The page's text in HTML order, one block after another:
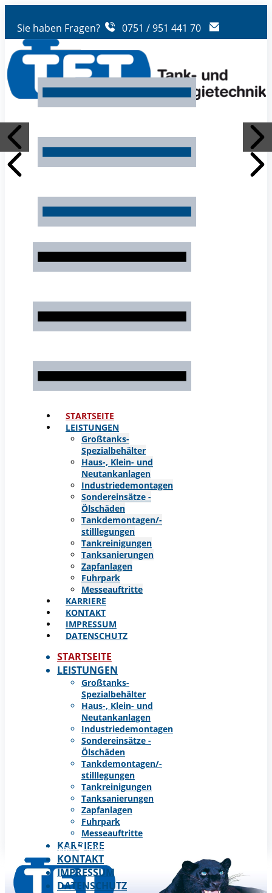
Sie haben Fragen? 0751 / 951 441 70
STARTSEITE
LEISTUNGEN
Großtanks-
Spezialbehälter
Haus-, Klein- und
Neutankanlagen
Industriedemontagen
Sondereinsätze -
Ölschäden
Tankdemontagen/-
stilllegungen
Tankreinigungen
Tanksanierungen
Zapfanlagen
Fuhrpark
Messeauftritte
KARRIERE
KONTAKT
IMPRESSUM
DATENSCHUTZ
STARTSEITE
LEISTUNGEN
Großtanks-
Spezialbehälter
Haus-, Klein- und
Neutankanlagen
Industriedemontagen
Sondereinsätze -
Ölschäden
Tankdemontagen/-
stilllegungen
Tankreinigungen
Tanksanierungen
Zapfanlagen
Fuhrpark
Messeauftritte
KARRIERE
KONTAKT
IMPRESSUM
DATENSCHUTZ
Sie haben Fragen? 0751/95144170